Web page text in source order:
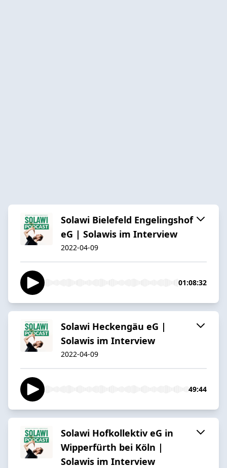
Solawi Bielefeld Engelingshof
eG | Solawis im Interview
2022-04-09
01:08:32
Solawi Heckengäu eG |
Solawis im Interview
2022-04-09
49:44
Solawi Hofkollektiv eG in
Wipperfürth bei Köln |
Solawis im Interview